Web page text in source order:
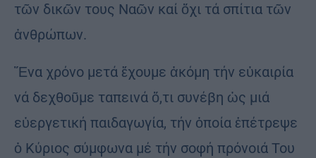
τῶν δικῶν τους Ναῶν καί ὄχι τά σπίτια τῶν
ἀνθρώπων.
Ἕνα χρόνο μετά ἔχουμε ἀκόμη τήν εὐκαιρία
νά δεχθοῦμε ταπεινά ὅ,τι συνέβη ὡς μιά
εὐεργετική παιδαγωγία, τήν ὁποία ἐπέτρεψε
ὁ Κύριος σύμφωνα μέ τήν σοφή πρόνοιά Του